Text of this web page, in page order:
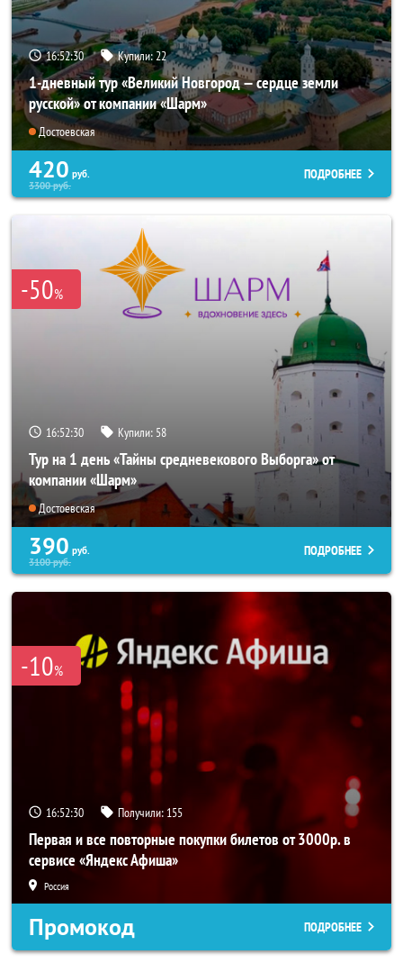
16:52:29 Купили: 22
1-дневный тур «Великий Новгород — сердце земли
русской» от компании «Шарм»
Достоевская
420 руб.
3300руб.
ПОДРОБНЕЕ
-50%
16:52:29 Купили: 58
Тур на 1 день «Тайны средневекового Выборга» от
компании «Шарм»
Достоевская
390 руб.
3100руб.
ПОДРОБНЕЕ
-10%
16:52:29 Получили: 155
Первая и все повторные покупки билетов от 3000р. в
сервисе «Яндекс Афиша»
Россия
Промокод ПОДРОБНЕЕ